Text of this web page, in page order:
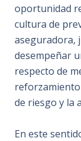
oportunidad
cultura de
aseguradora,
desempeñar
respecto de
reforzamiento
de riesgo y la
En este